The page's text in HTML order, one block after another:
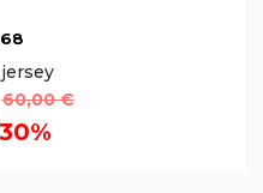
60,00 €
30%